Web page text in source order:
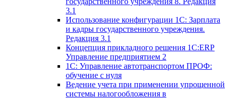
3.1
Использование конфигурации ‎1С: Зарплата
и кадры государственного учреждения.
Редакция 3.1
Концепция прикладного решения 1С:ERP
Управление предприятием 2
1С: Управление автотранспортом ПРОФ:
обучение с нуля
Ведение учета при применении упрощенной
системы налогообложения в